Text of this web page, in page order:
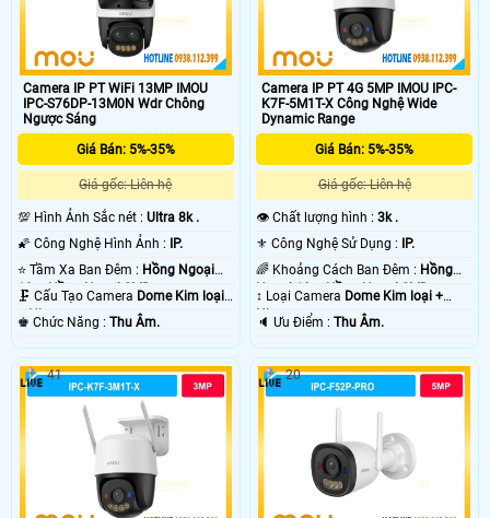
Camera IP PT WiFi 13MP IMOU
IPC-S76DP-13M0N Wdr Chông
Ngược Sáng
Giá Bán: 5%-35%
Giá gốc: Liên hệ
💯 Hình Ảnh Sắc nét : Ultra 8k .
🌠 Công Nghệ Hình Ảnh :
IP.
⭐ Tầm Xa Ban Đêm : Hồng Ngoại
10m Hồng Ngoại SMD.
🗜️ Cấu Tạo Camera Dome Kim loại
+ Nhựa.
️♚ Chức Năng : Thu Âm.
Camera IP PT 4G 5MP IMOU IPC-
K7F-5M1T-X Công Nghệ Wide
Dynamic Range
Giá Bán: 5%-35%
Giá gốc: Liên hệ
👁 Chất lượng hình :3k .
⚜️ Công Nghệ Sử Dụng :
IP.
🌈 Khoảng Cách Ban Đêm : Hồng
Ngoại 10m Hồng Ngoại SMD.
↕️ Loại Camera Dome Kim loại +
Nhựa.
️🔈 Ưu Điểm :Thu Âm.
41 20